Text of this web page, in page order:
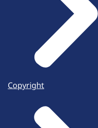
Copyright